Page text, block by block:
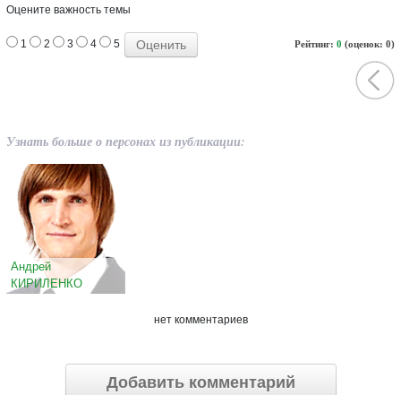
Оцените важность темы
Рейтинг: 0 (оценок: 0)
1 2 3 4 5
Узнать больше о персонах из публикации:
Андрей
КИРИЛЕНКО
нет комментариев
Добавить комментарий